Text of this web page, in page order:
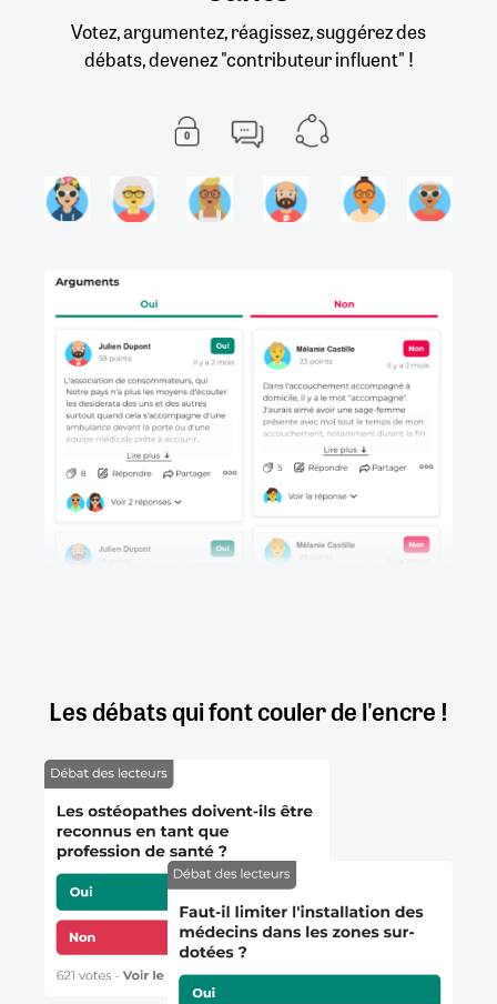
Votez, argumentez, réagissez, suggérez des
débats, devenez "contributeur influent" !
Les débats qui font couler de l'encre !